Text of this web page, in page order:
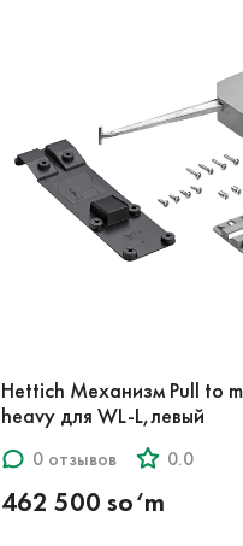
Hettich Механизм Pull to
heavy для WL-L,левый
0 отзывов 0.0
462 500 so‘m